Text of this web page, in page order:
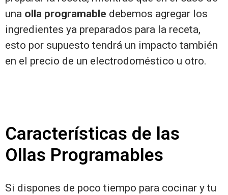
una olla programable debemos agregar los
ingredientes ya preparados para la receta,
esto por supuesto tendrá un impacto también
en el precio de un electrodoméstico u otro.
Características de las
Ollas Programables
Si dispones de poco tiempo para cocinar y tu